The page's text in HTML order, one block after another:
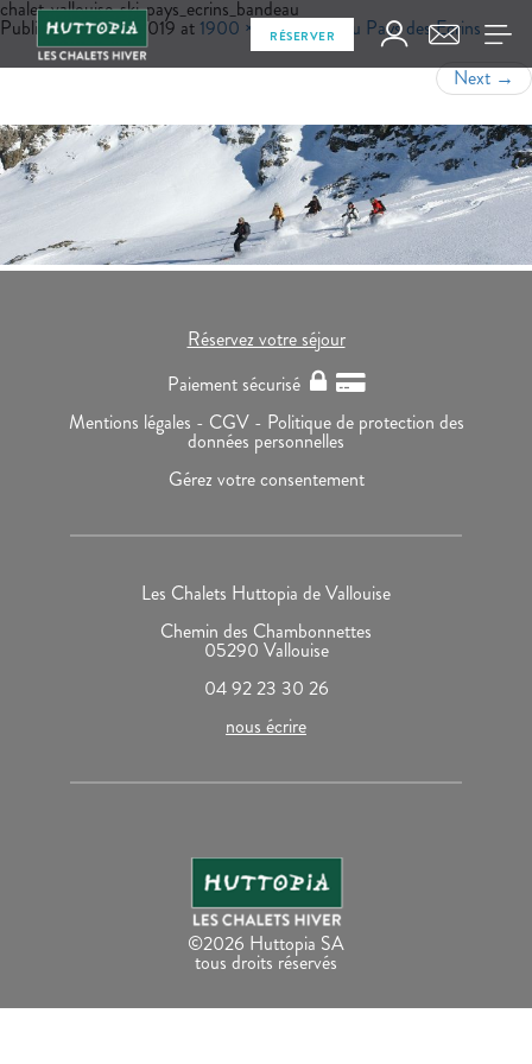
RÉSERVER
chalet_vallouise_ski_pays_ecrins_bandeau
Publishedjuin 24, 2019 at 1900 × 500inSki au Pays des Ecrins
Next →
Réservez votre séjour
Paiement sécurisé
Mentions légales - CGV - Politique de protection des
données personnelles
Gérez votre consentement
Les Chalets Huttopia de Vallouise
Chemin des Chambonnettes
05290 Vallouise
04 92 23 30 26
nous écrire
©2026 Huttopia SA
tous droits réservés